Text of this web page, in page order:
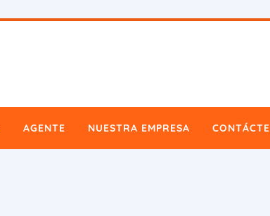
AGENTE NUESTRA EMPRESA